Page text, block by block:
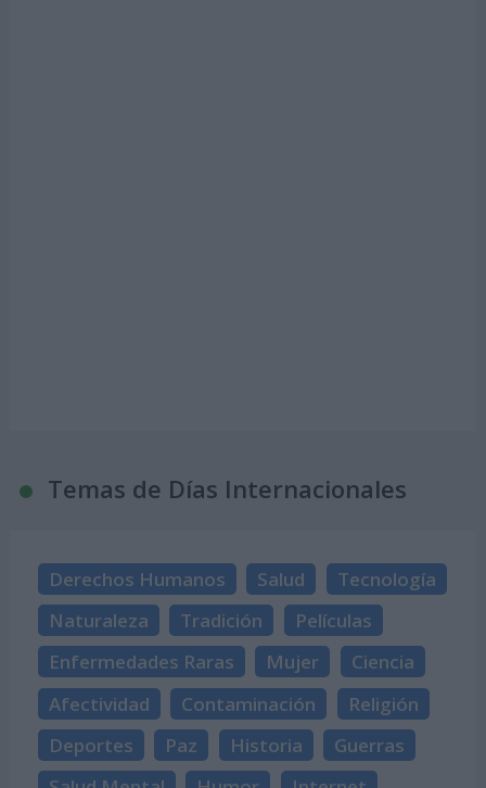
Temas de Días Internacionales
Derechos Humanos Salud
Tecnología
Naturaleza
Tradición
Películas
Enfermedades Raras
Mujer
Ciencia
Afectividad
Contaminación
Religión
Deportes
Paz Historia
Guerras